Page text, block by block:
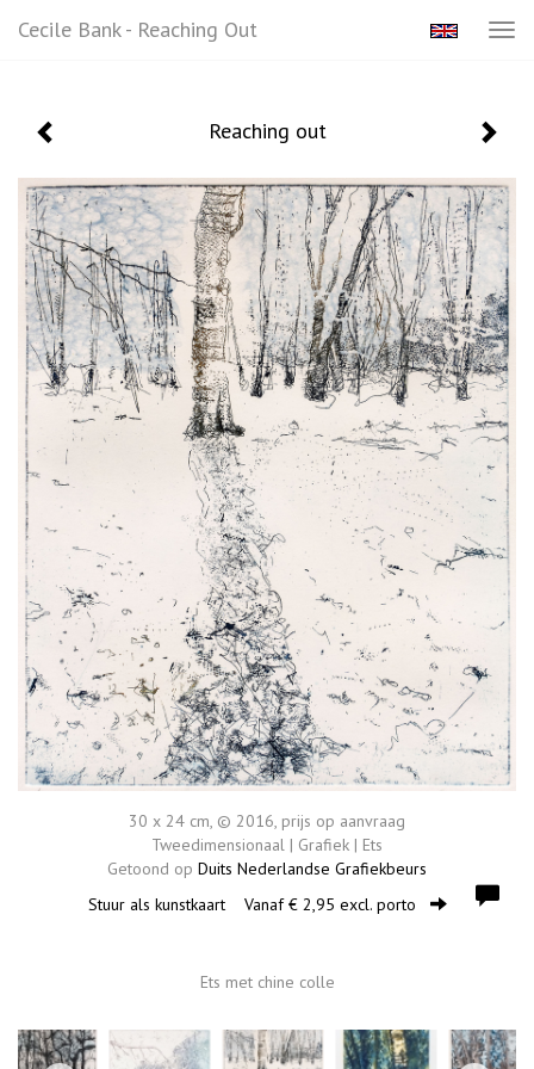
Cecile Bank - Reaching Out
Reaching out
30 x 24 cm, © 2016, prijs op aanvraag
Tweedimensionaal | Grafiek | Ets
Getoond op Duits Nederlandse Grafiekbeurs
Stuur als kunstkaart Vanaf € 2,95 excl. porto
Ets met chine colle